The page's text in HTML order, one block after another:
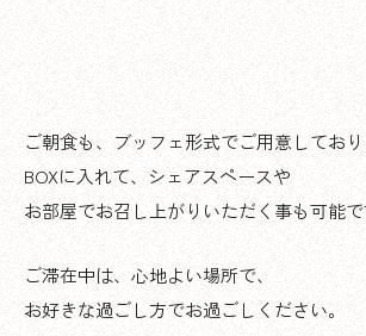
ご朝食も、ブッフェ形式でご用意しており
BOXに入れて、シェアスペースや
お部屋でお召し上がりいただく事も可能で
ご滞在中は、心地よい場所で、
お好きな過ごし方でお過ごしください。